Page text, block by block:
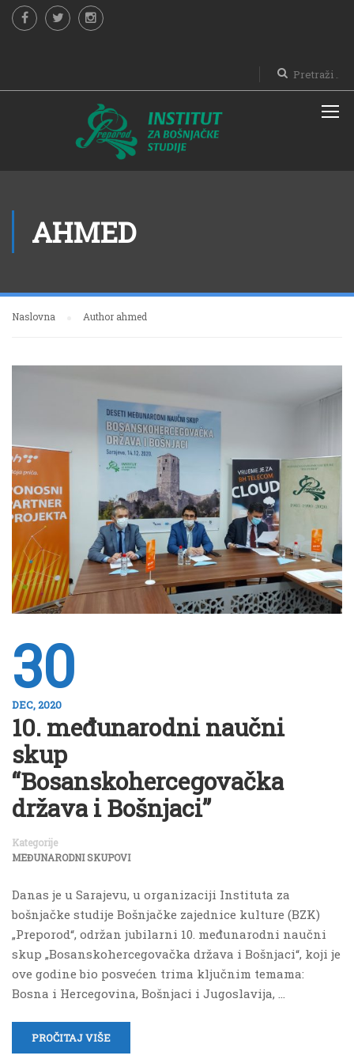
AHMED
Naslovna Author ahmed
30
DEC, 2020
10. međunarodni naučni
skup
“Bosanskohercegovačka
država i Bošnjaci”
Kategorije
MEĐUNARODNI SKUPOVI
Danas je u Sarajevu, u organizaciji Instituta za
bošnjačke studije Bošnjačke zajednice kulture (BZK)
„Preporod“, održan jubilarni 10. međunarodni naučni
skup „Bosanskohercegovačka država i Bošnjaci“, koji je
ove godine bio posvećen trima ključnim temama:
Bosna i Hercegovina, Bošnjaci i Jugoslavija, …
PROČITAJ VIŠE